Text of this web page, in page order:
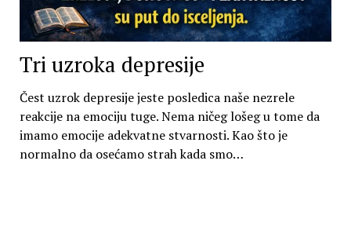
Tri uzroka depresije
Čest uzrok depresije jeste posledica naše nezrele
reakcije na emociju tuge. Nema ničeg lošeg u tome da
imamo emocije adekvatne stvarnosti. Kao što je
normalno da osećamo strah kada smo…